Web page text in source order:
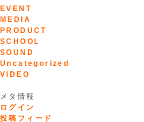
EVENT
MEDIA
PRODUCT
SCHOOL
SOUND
Uncategorized
VIDEO
メタ情報
ログイン
投稿フィード